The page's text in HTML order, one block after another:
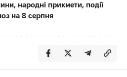
народні прикмети, події
на 8 серпня